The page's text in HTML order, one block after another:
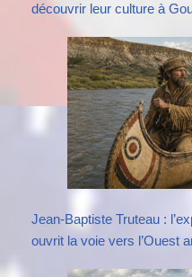
découvrir leur culture à
Jean-Baptiste Truteau :
ouvrit la voie vers l’Ouest